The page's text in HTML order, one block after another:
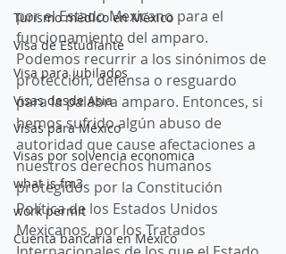
Turismo médico en México
Visa de Estudiante
Visa para jubilados
Visas desde Asia
Visas para México
Visas por solvencia economica
what is fm3
work permit
Cuenta bancaria en México
por el Estado Mexicano para el
funcionamiento del amparo.
Podemos recurrir a los sinónimos de
protección, defensa o resguardo
para la palabra amparo. Entonces, si
hemos sufrido algún abuso de
autoridad que cause afectaciones a
nuestros derechos humanos
protegidos por la Constitución
Política de los Estados Unidos
Mexicanos, por los Tratados